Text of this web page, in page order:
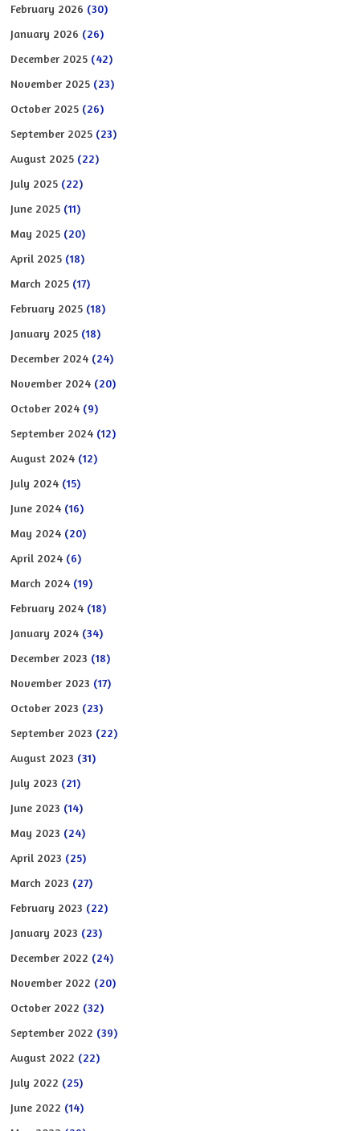
February 2026 (30)
January 2026 (26)
December 2025 (42)
November 2025 (23)
October 2025 (26)
September 2025 (23)
August 2025 (22)
July 2025 (22)
June 2025 (11)
May 2025 (20)
April 2025 (18)
March 2025 (17)
February 2025 (18)
January 2025 (18)
December 2024 (24)
November 2024 (20)
October 2024 (9)
September 2024 (12)
August 2024 (12)
July 2024 (15)
June 2024 (16)
May 2024 (20)
April 2024 (6)
March 2024 (19)
February 2024 (18)
January 2024 (34)
December 2023 (18)
November 2023 (17)
October 2023 (23)
September 2023 (22)
August 2023 (31)
July 2023 (21)
June 2023 (14)
May 2023 (24)
April 2023 (25)
March 2023 (27)
February 2023 (22)
January 2023 (23)
December 2022 (24)
November 2022 (20)
October 2022 (32)
September 2022 (39)
August 2022 (22)
July 2022 (25)
June 2022 (14)